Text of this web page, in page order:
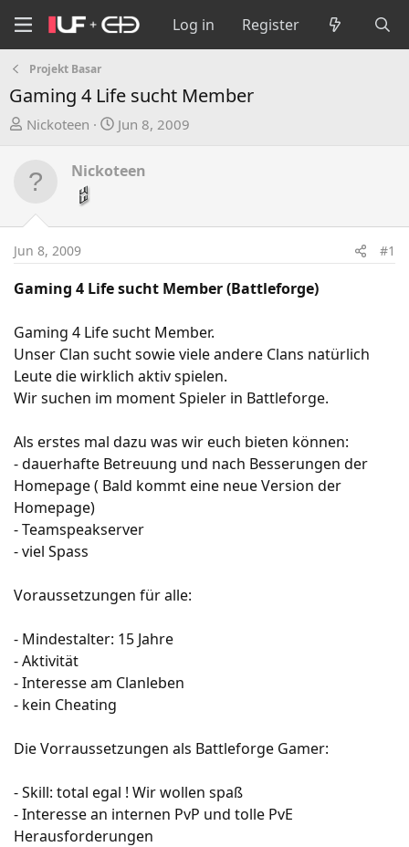
Log in Register
Projekt Basar
Gaming 4 Life sucht Member
T
e
d
t
a
e
r
Nickoteen
S
d
t
e
Jun 8, 2009
Nickoteen
Jun 8, 2009 #1
Gaming 4 Life sucht Member (Battleforge)
Gaming 4 Life sucht Member.
Unser Clan sucht sowie viele andere Clans natürlich
Leute die wirklich aktiv spielen.
Wir suchen im moment Spieler in Battleforge.
Als erstes mal dazu was wir euch bieten können:
- dauerhafte Betreuung und nach Besserungen der
Homepage ( Bald kommt eine neue Version der
Homepage)
- Teamspeakserver
- viel Spass
Voraussetzungen für alle:
- Mindestalter: 15 Jahre
- Aktivität
- Interesse am Clanleben
- kein Cheating
Die Vorraussetzungen als Battleforge Gamer:
- Skill: total egal ! Wir wollen spaß
- Interesse an internen PvP und tolle PvE
Herausforderungen